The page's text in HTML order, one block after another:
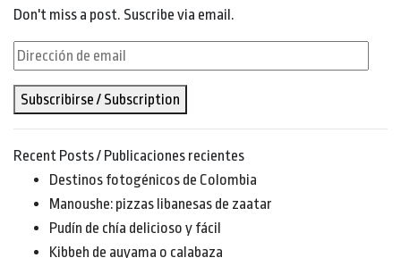
Don't miss a post. Suscribe via email.
Dirección
email
Subscribirse / Subscription
Recent Posts / Publicaciones recientes
Destinos fotogénicos de Colombia
Manoushe: pizzas libanesas de zaatar
Pudín de chía delicioso y fácil
Kibbeh de auyama o calabaza